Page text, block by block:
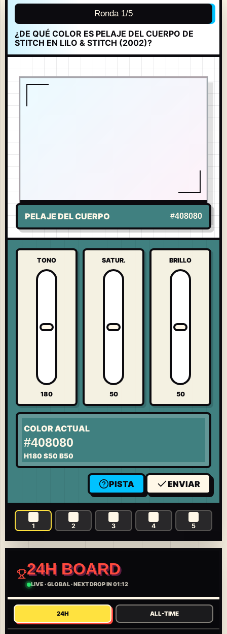
Ronda 1/5
¿DE QUÉ COLOR ES PELAJE DEL CUERPO DE
STITCH EN LILO & STITCH (2002)?
PELAJE DEL CUERPO #408080
TONO
180
SATUR.
50
BRILLO
50
COLOR ACTUAL
#408080
H180 S50 B50
PISTA ENVIAR
1 2 3 4 5
24H BOARD
LIVE·GLOBAL·NEXT DROP IN 01:12
24H ALL-TIME